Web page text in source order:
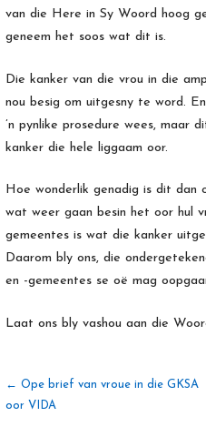
van die Here in Sy Woord hoog
geneem het soos wat dit is.
Die kanker van die vrou in die
nou besig om uitgesny te word.
’n pynlike prosedure wees, maar
kanker die hele liggaam oor.
Hoe wonderlik genadig is dit dan
wat weer gaan besin het oor hul
gemeentes is wat die kanker
Daarom bly ons, die
en -gemeentes se oë mag
Laat ons bly vashou aan die
Artikel
← Ope brief van vroue in die GKSA
oor VIDA